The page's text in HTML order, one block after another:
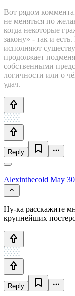
Вот рядом
не меняться по
когда некоторые
закону» - так и
исполняют
продолжает
собственными
логичности или о
удач.
Reply
Alexinthecold May
Ну-ка расскажите
крупнейших
Reply